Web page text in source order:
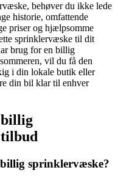
behøver du ikke lede
historie, omfattende
priser og hjælpsomme
sprinklervæske til dit
brug for en billig
vil du få den
i din lokale butik eller
din bil klar til enhver
billig
sprinklervæske?